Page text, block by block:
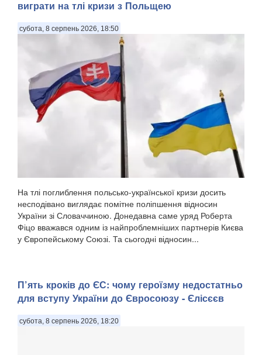
виграти на тлі кризи з Польщею
субота, 8 серпень 2026, 18:50
На тлі поглиблення польсько-української кризи досить
несподівано виглядає помітне поліпшення відносин
України зі Словаччиною. Донедавна саме уряд Роберта
Фіцо вважався одним із найпроблемніших партнерів Києва
у Європейському Союзі. Та сьогодні відносин...
П’ять кроків до ЄС: чому героїзму недостатньо
для вступу України до Євросоюзу - Єлісєєв
субота, 8 серпень 2026, 18:20